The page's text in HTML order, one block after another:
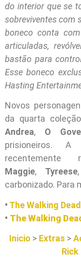
do interior que se
sobreviventes com
boneco conta
articuladas,
bastão para
Esse boneco
Hasting
Novos
da quarta
Andrea, O
prisioneiros.
Maggie, Tyreese
carbonizado. Para
• The Walking
• The Walking
Inicio > Extras >